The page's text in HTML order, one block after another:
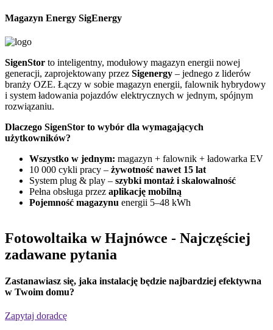
Magazyn Energy SigEnergy
SigenStor to inteligentny, modułowy magazyn energii nowej
generacji, zaprojektowany przez Sigenergy – jednego z liderów
branży OZE. Łączy w sobie magazyn energii, falownik hybrydowy
i system ładowania pojazdów elektrycznych w jednym, spójnym
rozwiązaniu.
Dlaczego SigenStor to wybór dla wymagających
użytkowników?
Wszystko w jednym: magazyn + falownik + ładowarka EV
10 000 cykli pracy – żywotność nawet 15 lat
System plug & play – szybki montaż i skalowalność
Pełna obsługa przez aplikację mobilną
Pojemność magazynu energii 5–48 kWh
Fotowoltaika w Hajnówce - Najczęściej
zadawane pytania
Zastanawiasz się, jaka instalację będzie najbardziej efektywna
w Twoim domu?
Zapytaj doradcę